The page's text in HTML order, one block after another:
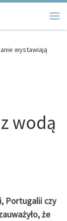
wystawiają
wodą
Portugalii czy
że